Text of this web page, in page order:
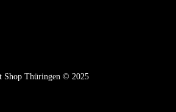
Shop Thüringen © 2025